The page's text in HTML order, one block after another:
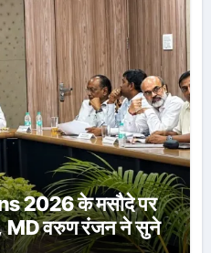
2026 के मसौदे पर
MD वरुण रंजन ने सुने